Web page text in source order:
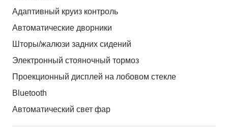
Адаптивный круиз контроль
Автоматические дворники
Шторы/жалюзи задних сидений
Электронный стояночный тормоз
Проекционный дисплей на лобовом стекле
Bluetooth
Автоматический свет фар